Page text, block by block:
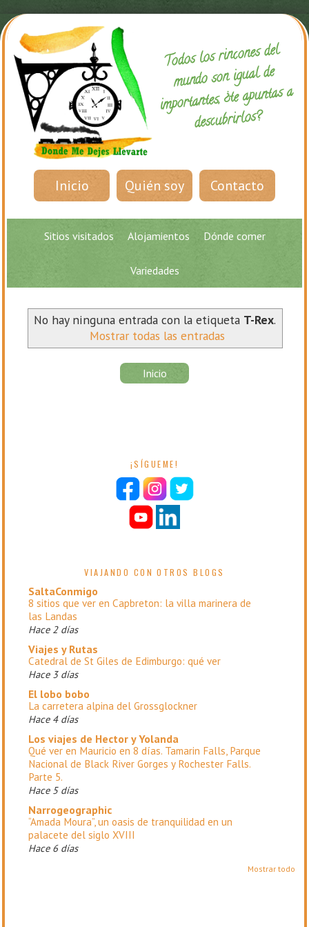
Todos los rincones del
mundo son igual de
importantes, ¿te apuntas a
descubrirlos?
Inicio Quién soy Contacto
Sitios visitados Alojamientos Dónde comer
Variedades
No hay ninguna entrada con la etiqueta T-Rex.
Mostrar todas las entradas
Inicio
¡SÍGUEME!
VIAJANDO CON OTROS BLOGS
SaltaConmigo
8 sitios que ver en Capbreton: la villa marinera de
las Landas
Hace 2 días
Viajes y Rutas
Catedral de St Giles de Edimburgo: qué ver
Hace 3 días
El lobo bobo
La carretera alpina del Grossglockner
Hace 4 días
Los viajes de Hector y Yolanda
Qué ver en Mauricio en 8 días. Tamarin Falls, Parque
Nacional de Black River Gorges y Rochester Falls.
Parte 5.
Hace 5 días
Narrogeographic
“Amada Moura”, un oasis de tranquilidad en un
palacete del siglo XVIII
Hace 6 días
Mostrar todo